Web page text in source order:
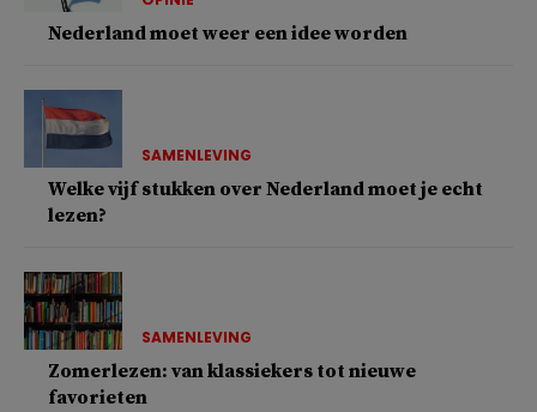
Nederland moet weer een idee worden
SAMENLEVING
Welke vijf stukken over Nederland moet je echt
lezen?
SAMENLEVING
Zomerlezen: van klassiekers tot nieuwe
favorieten